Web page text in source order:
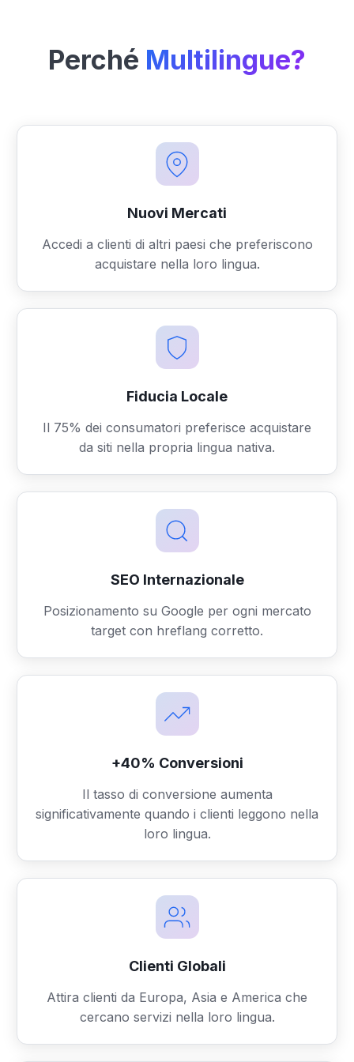
Perché Multilingue?
Nuovi Mercati
Accedi a clienti di altri paesi che preferiscono
acquistare nella loro lingua.
Fiducia Locale
Il 75% dei consumatori preferisce acquistare
da siti nella propria lingua nativa.
SEO Internazionale
Posizionamento su Google per ogni mercato
target con hreflang corretto.
+40% Conversioni
Il tasso di conversione aumenta
significativamente quando i clienti leggono nella
loro lingua.
Clienti Globali
Attira clienti da Europa, Asia e America che
cercano servizi nella loro lingua.